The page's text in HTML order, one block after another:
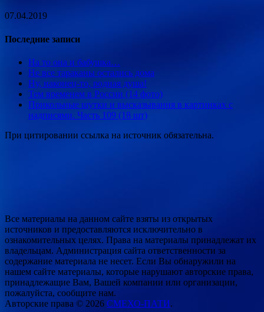
07.04.2019
Последние записи
На то она и бабушка…
Не все тараканы остались дома
Ну, наконец-то, родная душа!
Тем временем в России (14 фото)
Прикольные шутки и высказывания в картинках с
надписями. Часть 109 (18 шт)
При цитировании ссылка на источник обязательна.
Все материалы на данном сайте взяты из открытых
источников и предоставляются исключительно в
ознакомительных целях. Права на материалы принадлежат их
владельцам. Администрация сайта ответственности за
содержание материала не несет. Если Вы обнаружили на
нашем сайте материалы, которые нарушают авторские права,
принадлежащие Вам, Вашей компании или организации,
пожалуйста, сообщите нам.
Авторские права © 2026 СМЕХО-ПАТИ.